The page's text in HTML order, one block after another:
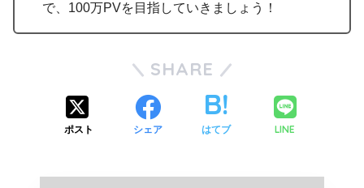
で、100万PVを目指していきましょう！
SHARE
ポスト シェア はてブ LINE